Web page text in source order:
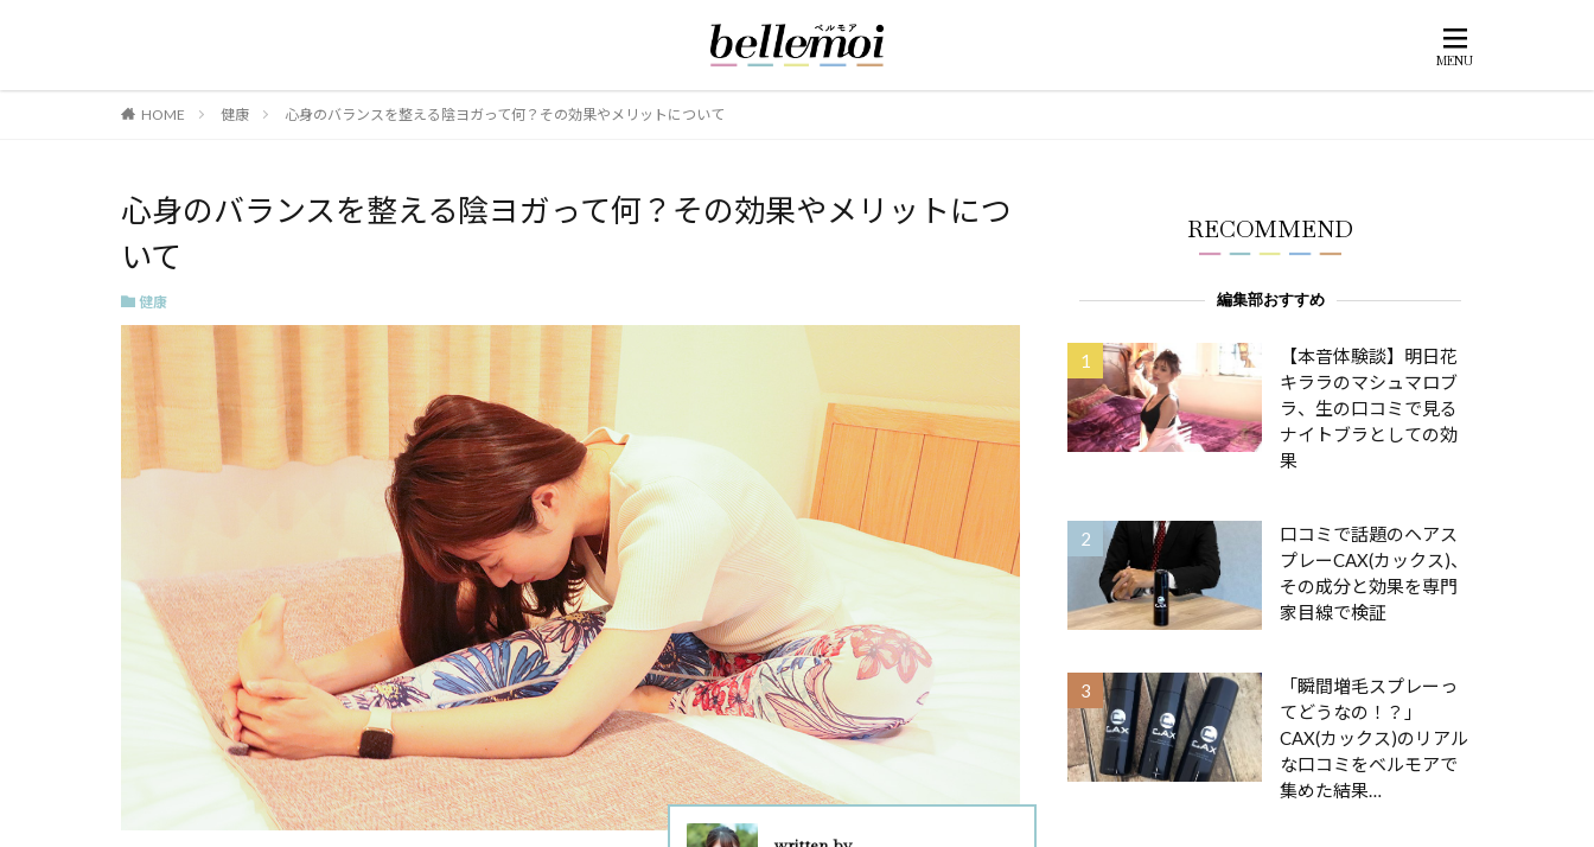
HOME 健康 心身のバランスを整える陰ヨガって何？その効果やメリットについて
心身のバランスを整える陰ヨガって何？その効果やメリットにつ
いて
健康
RECOMMEND
編集部おすすめ
【本音体験談】明日花
キララのマシュマロブ
ラ、生の口コミで見る
ナイトブラとしての効
果
口コミで話題のヘアス
プレーCAX(カックス)、
その成分と効果を専門
家目線で検証
「瞬間増毛スプレーっ
てどうなの！？」
CAX(カックス)のリアル
な口コミをベルモアで
集めた結果…